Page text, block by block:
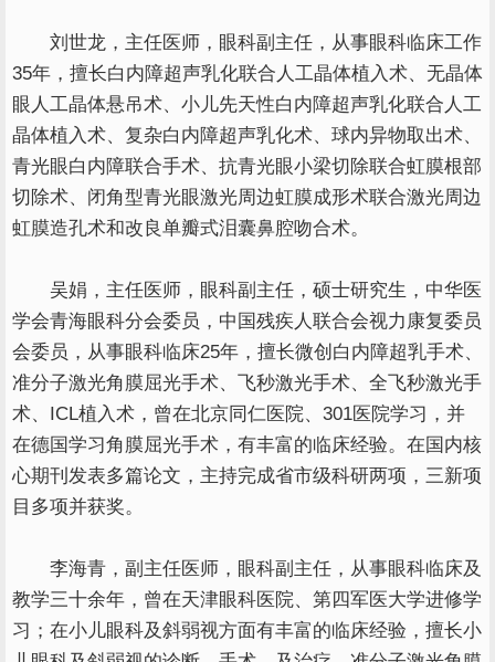
刘世龙，主任医师，眼科副主任，从事眼科临床工作
35年，擅长白内障超声乳化联合人工晶体植入术、无晶体
眼人工晶体悬吊术、小儿先天性白内障超声乳化联合人工
晶体植入术、复杂白内障超声乳化术、球内异物取出术、
青光眼白内障联合手术、抗青光眼小梁切除联合虹膜根部
切除术、闭角型青光眼激光周边虹膜成形术联合激光周边
虹膜造孔术和改良单瓣式泪囊鼻腔吻合术。
吴娟，主任医师，眼科副主任，硕士研究生，中华医
学会青海眼科分会委员，中国残疾人联合会视力康复委员
会委员，从事眼科临床25年，擅长微创白内障超乳手术、
准分子激光角膜屈光手术、飞秒激光手术、全飞秒激光手
术、ICL植入术，曾在北京同仁医院、301医院学习，并
在德国学习角膜屈光手术，有丰富的临床经验。在国内核
心期刊发表多篇论文，主持完成省市级科研两项，三新项
目多项并获奖。
李海青，副主任医师，眼科副主任，从事眼科临床及
教学三十余年，曾在天津眼科医院、第四军医大学进修学
习；在小儿眼科及斜弱视方面有丰富的临床经验，擅长小